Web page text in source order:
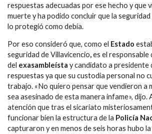
respuestas adecuadas por ese hecho y que
muerte y ha podido concluir que la
lo protegió como debía.
Por eso consideró que, como el Estado
seguridad de Villavicencio,es el responsable
del exasambleísta y candidato a presidente
respuestas ya que su custodia personal no
trabajo. «No quiero pensar que vendieron a
sea asesinado de esta manera infame», dijo.
atención que tras el sicariato
funcionar bien la estructura de la Policía
capturaron y en menos de seis horas hubo